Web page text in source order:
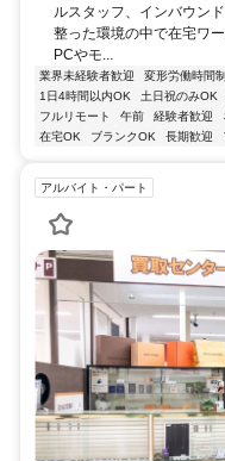
ルスタッフ、インバウン
整った環境の中で在宅ワ
PCやモ...
業界未経験者歓迎 変形労働時間制
1日4時間以内OK
土日祝のみOK
フルリモート
午前 経験者歓迎
在宅OK
ブランクOK 長期歓迎
アルバイト・パート